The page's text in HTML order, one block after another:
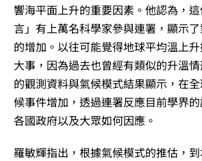
響海平面上升的重要因素。他認為，
言」有上萬名科學家參與連署，顯示
的增加。以往可能覺得地球平均溫上
大事，因為過去也曾經有類似的升溫
的觀測資料與氣候模式結果顯示，在
候事件增加，透過連署反應目前學界
各國政府以及大眾如何因應。
羅敏輝指出，根據氣候模式的推估，